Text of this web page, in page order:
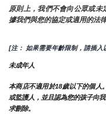
原則上，我們不會向公眾或
據我們與您的協定或適用的法
[注： 如果需要年齡限制，請插入
未成年人
本商店不適用於18歲以下的個人
或監護人，並且認為您的孩子向
求刪除。